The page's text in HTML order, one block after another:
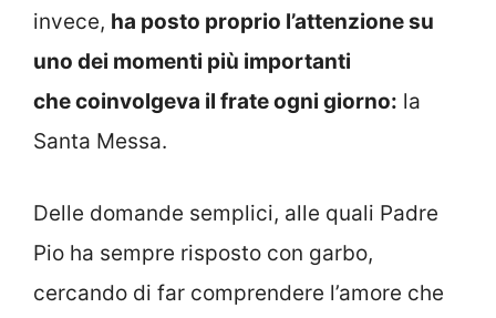
invece, ha posto proprio l’attenzione su
uno dei momenti più importanti
che coinvolgeva il frate ogni giorno: la
Santa Messa.
Delle domande semplici, alle quali Padre
Pio ha sempre risposto con garbo,
cercando di far comprendere l’amore che